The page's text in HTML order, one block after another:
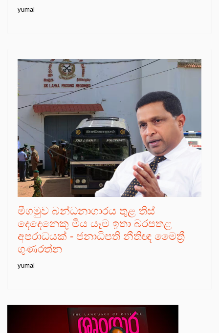
yumal
මීගමුව බන්ධනාගාරය තුළ තිස්
දෙදෙනෙකු මිය යෑම ඉතා බරපතළ
අපරාධයක් - ජනාධිපති නීතිඥ මෛත්‍රී
ගුණරත්න
yumal